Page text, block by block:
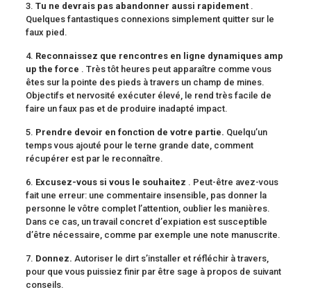
3. Tu ne devrais pas abandonner aussi rapidement .
Quelques fantastiques connexions simplement quitter sur le
faux pied.
4. Reconnaissez que rencontres en ligne dynamiques amp
up the force . Très tôt heures peut apparaître comme vous
êtes sur la pointe des pieds à travers un champ de mines.
Objectifs et nervosité exécuter élevé, le rend très facile de
faire un faux pas et de produire inadapté impact.
5. Prendre devoir en fonction de votre partie. Quelqu’un
temps vous ajouté pour le terne grande date, comment
récupérer est par le reconnaître.
6. Excusez-vous si vous le souhaitez . Peut-être avez-vous
fait une erreur: une commentaire insensible, pas donner la
personne le vôtre complet l’attention, oublier les manières.
Dans ce cas, un travail concret d’expiation est susceptible
d’être nécessaire, comme par exemple une note manuscrite.
7. Donnez. Autoriser le dirt s’installer et réfléchir à travers,
pour que vous puissiez finir par être sage à propos de suivant
conseils.